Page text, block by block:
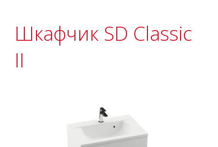
Шкафчик SD Classic
II